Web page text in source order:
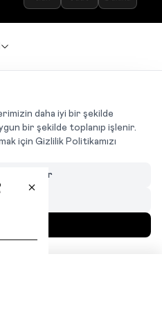
daha iyi bir şekilde
bir şekilde toplanıp işlenir.
için Gizlilik Politikamızı
Özelleştir